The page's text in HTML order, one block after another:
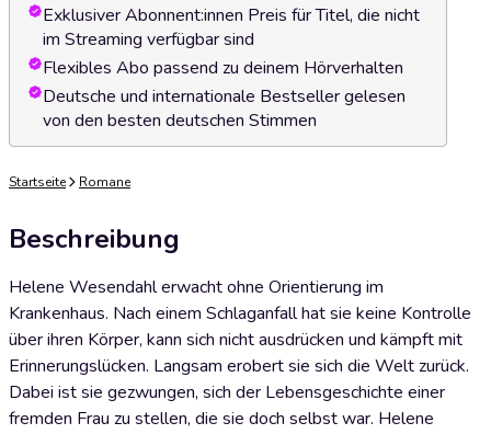
Exklusiver Abonnent:innen Preis für Titel, die nicht
im Streaming verfügbar sind
Flexibles Abo passend zu deinem Hörverhalten
Deutsche und internationale Bestseller gelesen
von den besten deutschen Stimmen
Startseite Romane
Beschreibung
Helene Wesendahl erwacht ohne Orientierung im
Krankenhaus. Nach einem Schlaganfall hat sie keine Kontrolle
über ihren Körper, kann sich nicht ausdrücken und kämpft mit
Erinnerungslücken. Langsam erobert sie sich die Welt zurück.
Dabei ist sie gezwungen, sich der Lebensgeschichte einer
fremden Frau zu stellen, die sie doch selbst war. Helene